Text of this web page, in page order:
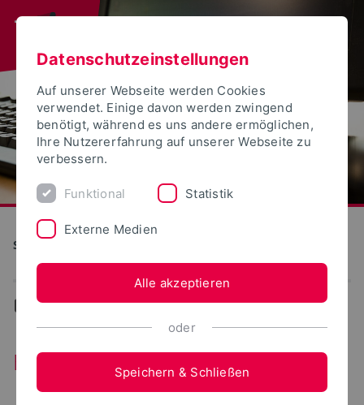
S(kim) - Service Kommunikation Information Medien
... Ereignisse-Termine
Ereignisse/Termine
Datenschutzeinstellungen
Auf unserer Webseite werden Cookies
verwendet. Einige davon werden zwingend
benötigt, während es uns andere ermöglichen,
Ihre Nutzererfahrung auf unserer Webseite zu
verbessern.
Funktional Statistik
Externe Medien
Alle akzeptieren
oder
Speichern & Schließen